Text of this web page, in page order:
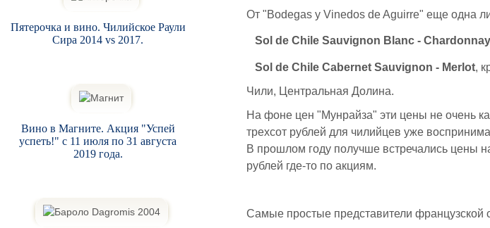
От "Bodegas y Vinedos de Aguirre" еще одна
Sol de Chile Sauvignon Blanc - Chardonnay
Sol de Chile Cabernet Sauvignon - Merlot,
Чили, Центральная Долина.
На фоне цен "Мунрайза" эти цены не очень
трехсот рублей для чилийцев уже
В прошлом году получше встречались цены
рублей где-то по акциям.
Самые простые представители
Пятерочка и вино. Чилийское Раули
Сира 2014 vs 2017.
Вино в Магните. Акция "Успей
успеть!" с 11 июля по 31 августа
2019 года.